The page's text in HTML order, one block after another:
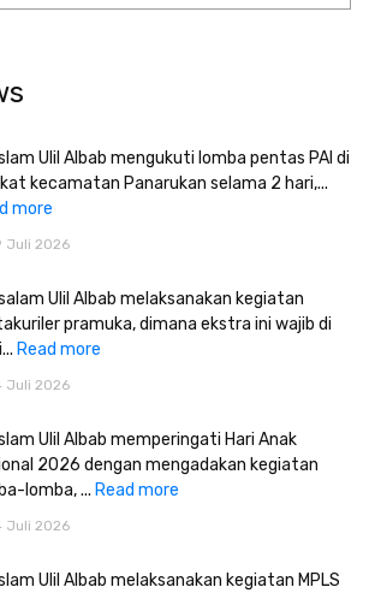
Ulil Albab mengukuti lomba pentas PAI di
kecamatan Panarukan selama 2 hari,...
more
Juli 2026
Ulil Albab melaksanakan kegiatan
pramuka, dimana ekstra ini wajib di
Read more
Juli 2026
Ulil Albab memperingati Hari Anak
2026 dengan mengadakan kegiatan
lomba, ... Read more
Juli 2026
Ulil Albab melaksanakan kegiatan MPLS